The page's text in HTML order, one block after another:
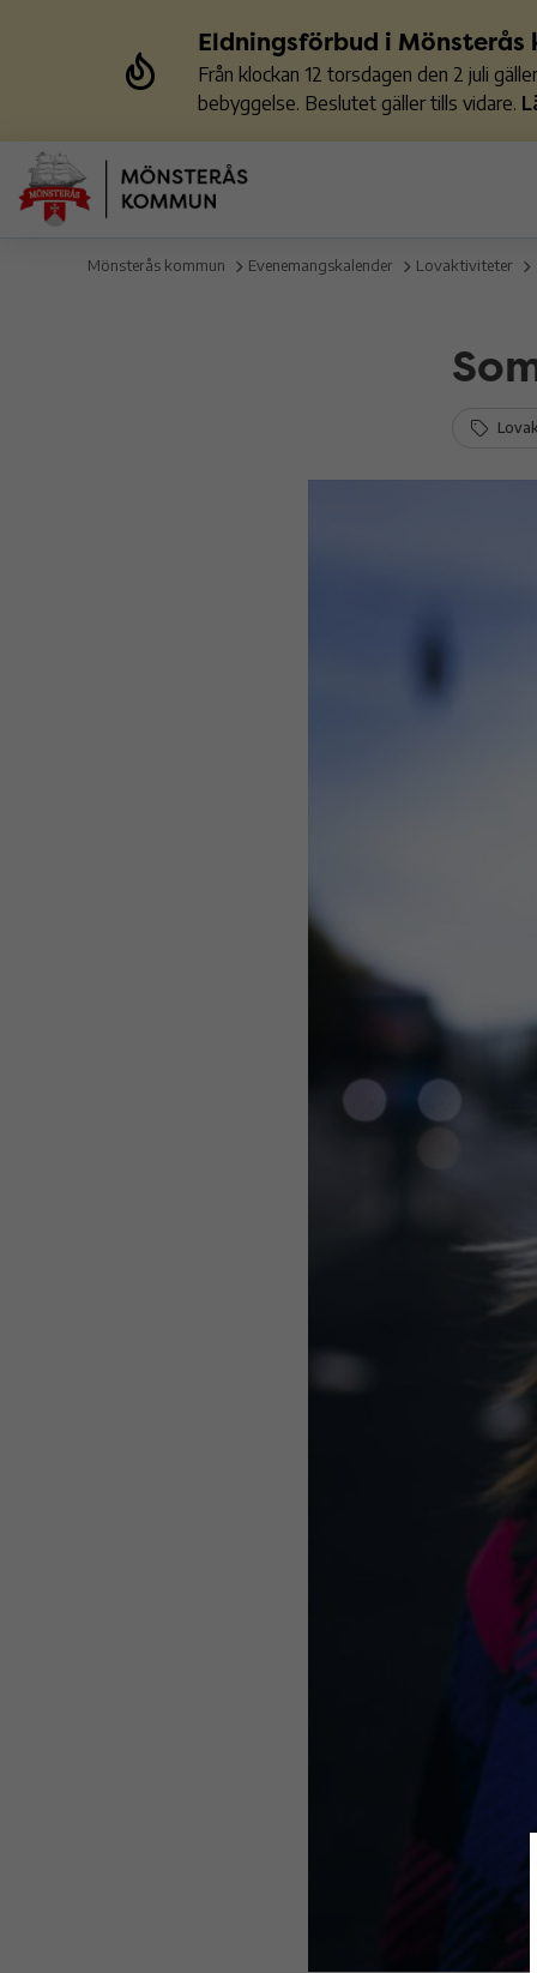
Eldningsförbud i Mönsterås
Från klockan 12 torsdagen den 2 juli
bebyggelse. Beslutet gäller tills vidare.
Mönsterås kommun Evenemangskalender Lovaktiviteter